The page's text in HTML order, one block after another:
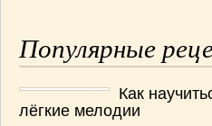
Популярные
Как
лёгкие мелодии